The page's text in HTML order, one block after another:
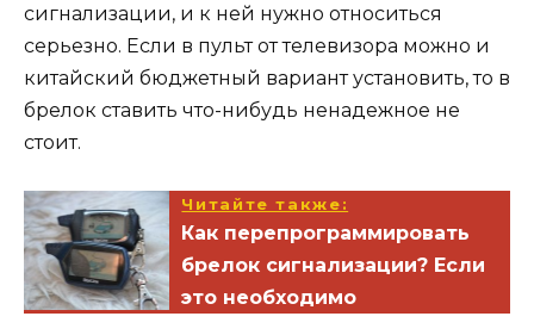
сигнализации, и к ней нужно относиться
серьезно. Если в пульт от телевизора можно и
китайский бюджетный вариант установить, то в
брелок ставить что-нибудь ненадежное не
стоит.
Читайте также:
Как перепрограммировать
брелок сигнализации? Если
это необходимо